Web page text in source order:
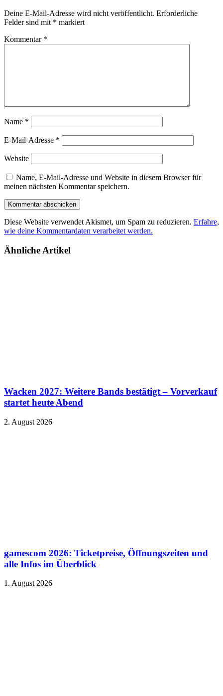
Deine E-Mail-Adresse wird nicht veröffentlicht. Erforderliche
Felder sind mit * markiert
Kommentar *
Name *
E-Mail-Adresse *
Website
Name, E-Mail-Adresse und Website in diesem Browser für
meinen nächsten Kommentar speichern.
Diese Website verwendet Akismet, um Spam zu reduzieren. Erfahre,
wie deine Kommentardaten verarbeitet werden.
Ähnliche Artikel
Wacken 2027: Weitere Bands bestätigt – Vorverkauf
startet heute Abend
2. August 2026
gamescom 2026: Ticketpreise, Öffnungszeiten und
alle Infos im Überblick
1. August 2026